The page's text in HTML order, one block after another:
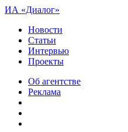
ИА «Диалог»
Новости
Статьи
Интервью
Проекты
Об агентстве
Реклама